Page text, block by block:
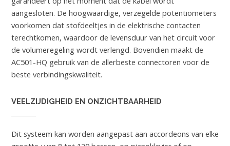
aangesloten. De hoogwaardige, verzegelde potentiometers
voorkomen dat stofdeeltjes in de elektrische contacten
terechtkomen, waardoor de levensduur van het circuit voor
de volumeregeling wordt verlengd. Bovendien maakt de
AC501-HQ gebruik van de allerbeste connectoren voor de
beste verbindingskwaliteit.
VEELZIJDIGHEID EN ONZICHTBAARHEID
Dit systeem kan worden aangepast aan accordeons van elke